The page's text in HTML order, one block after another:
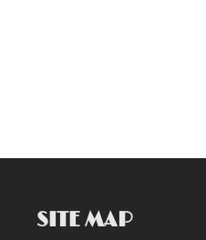
SITE MAP